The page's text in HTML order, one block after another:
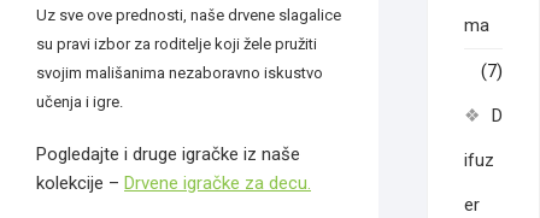
Uz sve ove prednosti, naše drvene slagalice
su pravi izbor za roditelje koji žele pružiti
svojim mališanima nezaboravno iskustvo
učenja i igre.
Pogledajte i druge igračke iz naše
kolekcije – Drvene igračke za decu.
ma
(7)
D
ifuz
er